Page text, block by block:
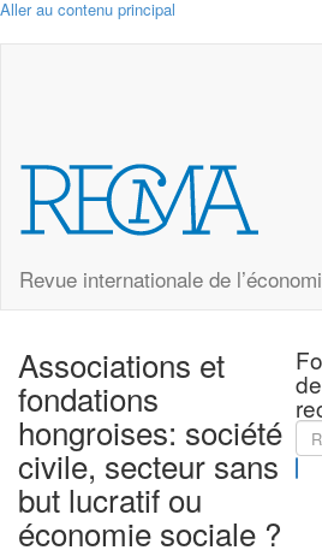
Aller au contenu principal
Revue internationale de
de
Associations et
fondations
hongroises: société
civile, secteur sans
but lucratif ou
économie sociale ?